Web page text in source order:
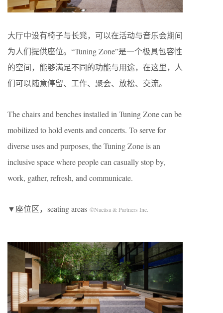
大厅中设有椅子与长凳，可以在活动与音乐会期间
为人们提供座位。“Tuning Zone”是一个极具包容性
的空间，能够满足不同的功能与用途，在这里，人
们可以随意停留、工作、聚会、放松、交流。
The chairs and benches installed in Tuning Zone can be
mobilized to hold events and concerts. To serve for
diverse uses and purposes, the Tuning Zone is an
inclusive space where people can casually stop by,
work, gather, refresh, and communicate.
▼座位区，seating areas ©Nacása & Partners Inc.